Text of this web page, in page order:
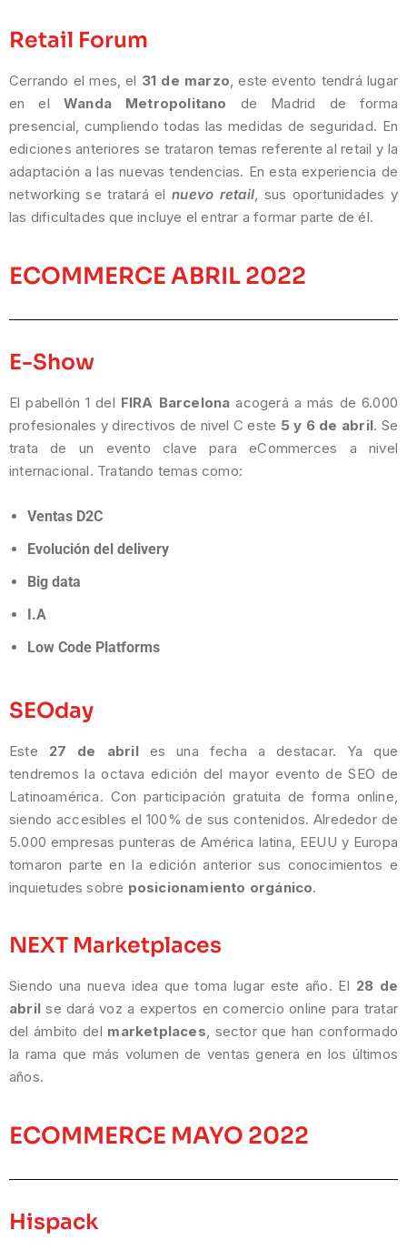
Retail Forum
Cerrando el mes, el 31 de marzo, este evento tendrá lugar
en el Wanda Metropolitano de Madrid de forma
presencial, cumpliendo todas las medidas de seguridad. En
ediciones anteriores se trataron temas referente al retail y la
adaptación a las nuevas tendencias. En esta experiencia de
networking se tratará elnuevo retail, sus oportunidades y
las dificultades que incluye el entrar a formar parte de él.
ECOMMERCE ABRIL 2022
E-Show
El pabellón 1 del FIRA Barcelona acogerá a más de 6.000
profesionales y directivos de nivel C este 5 y 6 de abril. Se
trata de un evento clave para eCommerces a nivel
internacional. Tratando temas como:
Ventas D2C
Evolución del delivery
Big data
I.A
Low Code Platforms
SEOday
Este 27 de abriles una fecha a destacar. Ya que
tendremos la octava edición del mayor evento de SEO de
Latinoamérica. Con participación gratuita de forma online,
siendo accesibles el 100% de sus contenidos. Alrededor de
5.000 empresas punteras de América latina, EEUU y Europa
tomaron parte en la edición anterior sus conocimientos e
inquietudes sobre posicionamiento orgánico.
NEXT Marketplaces
Siendo una nueva idea que toma lugar este año. El 28 de
abrilse dará voz a expertos en comercio online para tratar
del ámbito del marketplaces, sector que han conformado
la rama que más volumen de ventas genera en los últimos
años.
ECOMMERCE MAYO 2022
Hispack